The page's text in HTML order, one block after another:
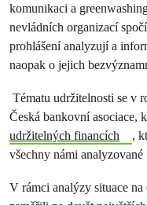
komunikaci a
nevládních organizací
prohlášení analyzují a
naopak o jejich
Tématu udržitelnosti se v
Česká bankovní asociace,
udržitelných financích
,
všechny námi
V rámci analýzy situace